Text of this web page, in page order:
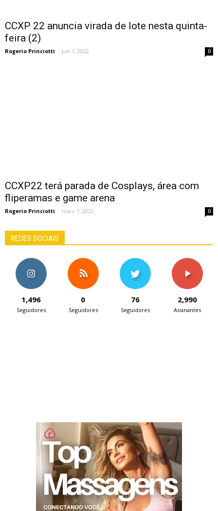
CCXP 22 anuncia virada de lote nesta quinta-
feira (2)
Rogerio Princiotti - jun 1, 2022 0
CCXP22 terá parada de Cosplays, área com
fliperamas e game arena
Rogerio Princiotti - maio 7, 2022 0
REDES SOCIAIS
1,496
Seguidores
0
Seguidores
76
Seguidores
2,990
Assinantes